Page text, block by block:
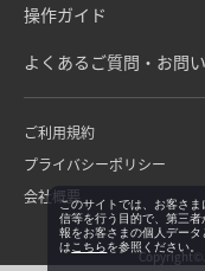
操作ガイド
よくあるご質問・お問
ご利用規約
プライバシーポリシー
会社概要このサイトでは、お客さ
信等を行う目的で、第三
報をお客さまの個人デー
は こちらを参照ください。